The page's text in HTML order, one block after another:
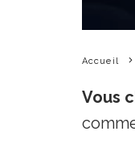
Accueil
Vous